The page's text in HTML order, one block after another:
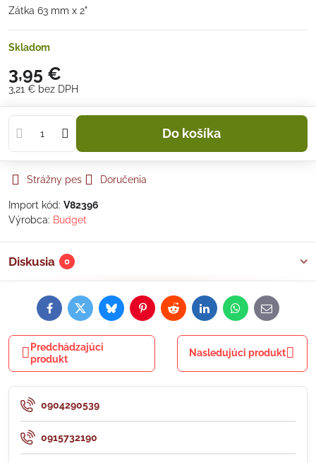
Zátka 63 mm x 2"
Skladom
3,95 €
3,21 € bez DPH
Do košíka
Strážny pes Doručenia
Import kód: V82396
Výrobca: Budget
Diskusia 0
FacebookTwitterBlueskyPinterestRedditLinkedInWhatsApp
E-
mail
Predchádzajúci
produkt
Nasledujúci produkt
0904290539
0915732190